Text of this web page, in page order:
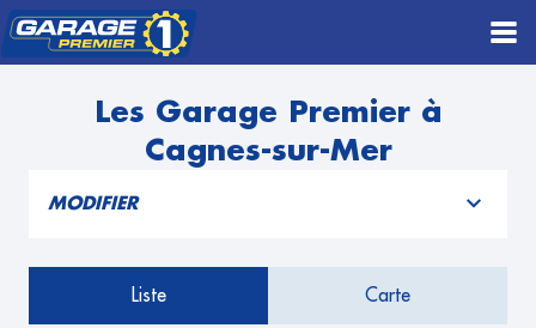
Les Garage Premier à
Cagnes-sur-Mer
MODIFIER
Liste Carte